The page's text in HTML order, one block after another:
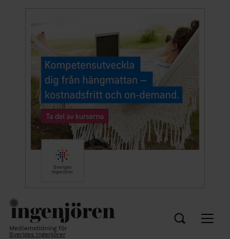
Medlemstidning för
Sveriges Ingenjörer